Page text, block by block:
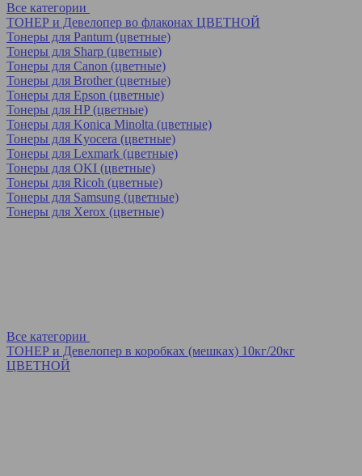
Все категории
ТОНЕР и Девелопер во флаконах ЦВЕТНОЙ
Тонеры для Pantum (цветные)
Тонеры для Sharp (цветные)
Тонеры для Canon (цветные)
Тонеры для Brother (цветные)
Тонеры для Epson (цветные)
Тонеры для HP (цветные)
Тонеры для Konica Minolta (цветные)
Тонеры для Kyocera (цветные)
Тонеры для Lexmark (цветные)
Тонеры для OKI (цветные)
Тонеры для Ricoh (цветные)
Тонеры для Samsung (цветные)
Тонеры для Xerox (цветные)
Все категории
ТОНЕР и Девелопер в коробках (мешках) 10кг/20кг
ЦВЕТНОЙ